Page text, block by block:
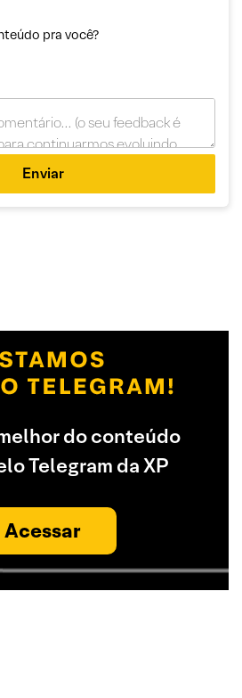
pra você?
Enviar
do conteúdo
Telegram da XP
Acessar